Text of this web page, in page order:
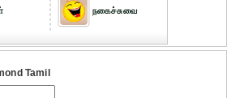
நகைச்சுவை
Tamil